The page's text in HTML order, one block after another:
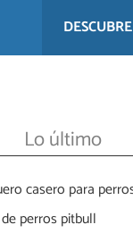
DESCUBRE
Lo último
casero para
perros pitbull